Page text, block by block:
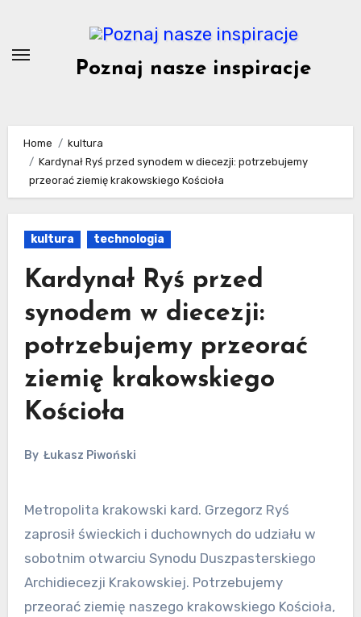
content
Poznaj nasze inspiracje
Home
kultura
Kardynał Ryś przed synodem w diecezji: potrzebujemy
przeorać ziemię krakowskiego Kościoła
kultura technologia
Kardynał Ryś przed
synodem w diecezji:
potrzebujemy przeorać
ziemię krakowskiego
Kościoła
By Łukasz Piwoński
Metropolita krakowski kard. Grzegorz Ryś
zaprosił świeckich i duchownych do udziału w
sobotnim otwarciu Synodu Duszpasterskiego
Archidiecezji Krakowskiej. Potrzebujemy
przeorać ziemię naszego krakowskiego Kościoła,